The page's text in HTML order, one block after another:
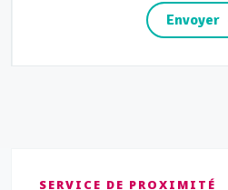
Envoyer
SERVICE DE PROXIMITÉ